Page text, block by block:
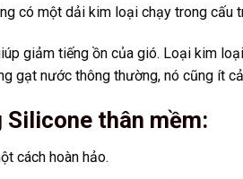
có một dải kim loại chạy trong cấu
giảm tiếng ồn của gió. Loại kim
gạt nước thông thường, nó cũng ít
Silicone thân mềm:
cách hoàn hảo.